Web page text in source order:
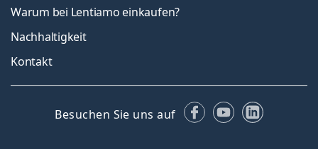
Warum bei Lentiamo einkaufen?
Nachhaltigkeit
Kontakt
Besuchen Sie uns auf Facebook
YouTubeLinkedIn